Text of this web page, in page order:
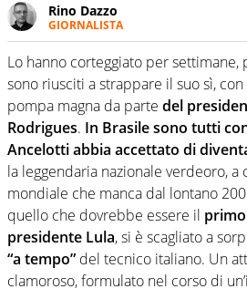
Rino Dazzo
GIORNALISTA
Se mai ci fosse modo di
una nicchia di esperti, lui ne
una svista arbitrale né gli umori
curve
Lo hanno corteggiato per settimane,
sono riusciti a strappare il suo sì,
pompa magna da parte del
Rodrigues. In Brasile sono tutti
Ancelotti abbia accettato di
la leggendaria nazionale verdeoro,
mondiale che manca dal lontano
quello che dovrebbe essere il
presidente Lula, si è scagliato a
“a tempo” del tecnico italiano. Un
clamoroso, formulato nel corso di